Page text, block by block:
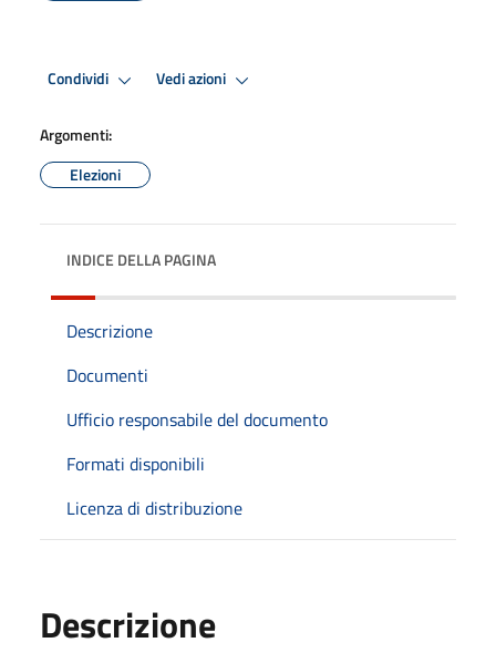
Condividi Vedi azioni
Argomenti:
Elezioni
INDICE DELLA PAGINA
Descrizione
Documenti
Ufficio responsabile del documento
Formati disponibili
Licenza di distribuzione
Descrizione